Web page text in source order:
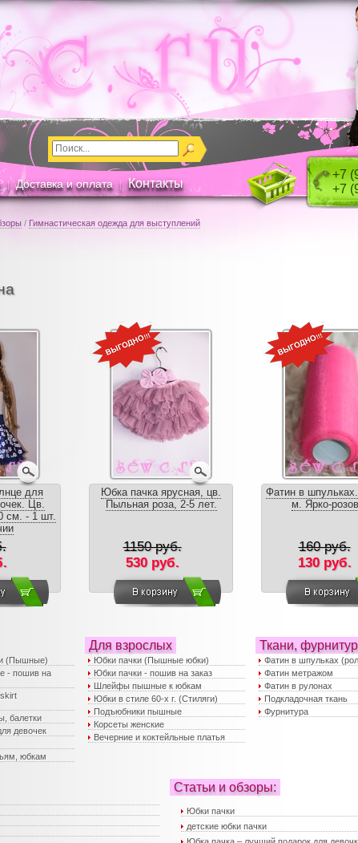
+7
+7
| Доставка и оплата | Контакты
/ Гимнастическая одежда для выступлений
для
Цв.
см. - 1 шт.
Юбка пачка ярусная, цв.
Пыльная роза, 2-5 лет.
1150 руб.
530 руб.
Фатин в
м. Ярко-
160 руб.
130 руб.
(Пышные)
- пошив на
балетки
девочек
юбкам
Для взрослых
Юбки пачки (Пышные юбки)
Юбки пачки - пошив на заказ
Шлейфы пышные к юбкам
Юбки в стиле 60-х г. (Стиляги)
Подъюбники пышные
Корсеты женские
Вечерние и коктейльные платья
Ткани,
Фатин в шпульках
Фатин метражом
Фатин в рулонах
Подкладочная ткань
Фурнитура
Статьи и обзоры:
Юбки пачки
детские юбки пачки